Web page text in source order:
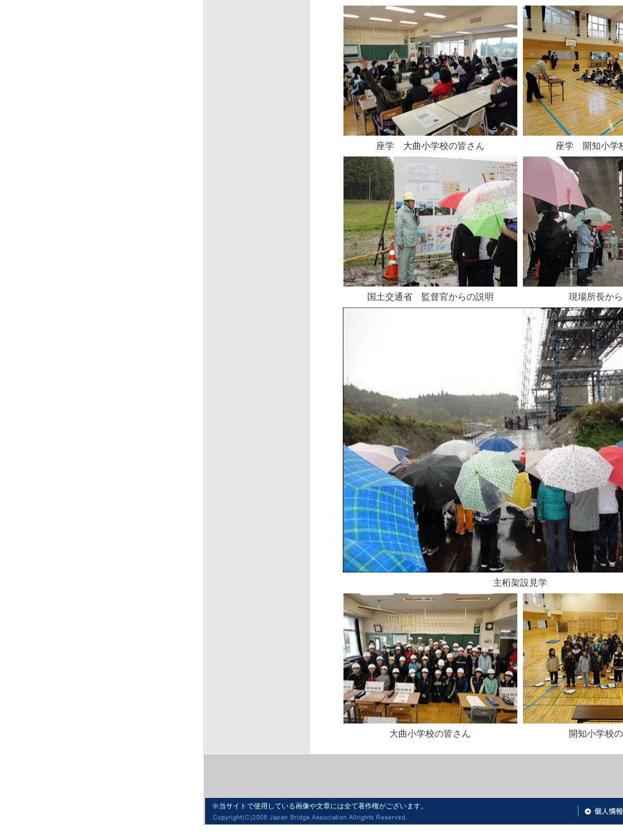
座学 大曲小学校の皆さん 座学 開知小学
国土交通省 監督官からの説明 現場所長か
主桁架設見学
大曲小学校の皆さん 開知小学校
※当サイトで使用している画像や文章には全て著作権がございます。